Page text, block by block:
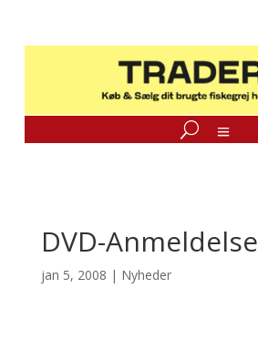
DVD-Anmeldelse
jan 5, 2008 | Nyheder